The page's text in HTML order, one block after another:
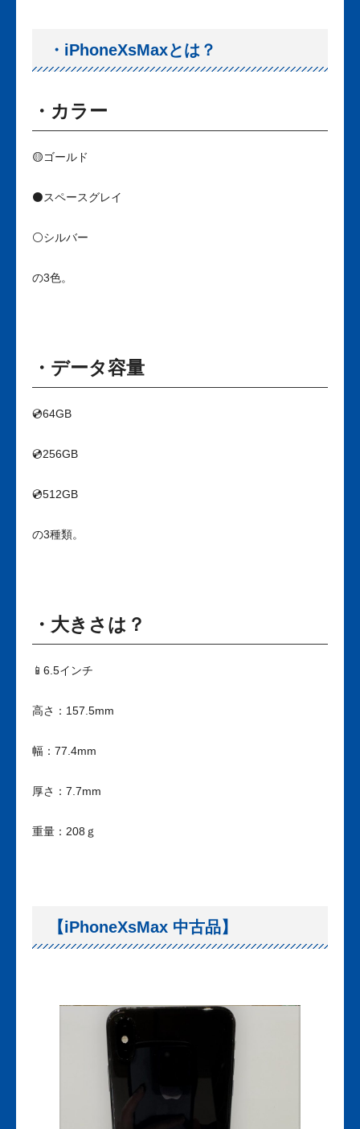
・iPhoneXsMaxとは？
・カラー
🟡ゴールド
⚫スペースグレイ
⚪シルバー
の3色。
・データ容量
💿64GB
💿256GB
💿512GB
の3種類。
・大きさは？
📱6.5インチ
高さ：157.5mm
幅：77.4mm
厚さ：7.7mm
重量：208ｇ
【iPhoneXsMax 中古品】